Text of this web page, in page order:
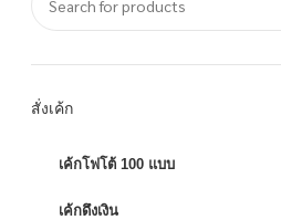
สั่งเค้ก
เค้กโฟโต้ 100 แบบ
เค้กดึงเงิน